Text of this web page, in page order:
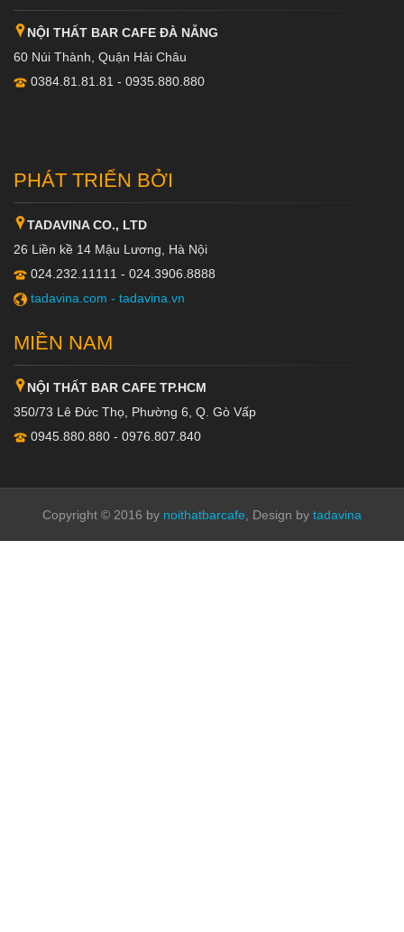
NỘI THẤT BAR CAFE ĐÀ NẴNG
60 Núi Thành, Quận Hải Châu
0384.81.81.81 - 0935.880.880
PHÁT TRIỂN BỞI
TADAVINA CO., LTD
26 Liền kề 14 Mậu Lương, Hà Nội
024.232.11111 - 024.3906.8888
tadavina.com - tadavina.vn
MIỀN NAM
NỘI THẤT BAR CAFE TP.HCM
350/73 Lê Đức Thọ, Phường 6, Q. Gò Vấp
0945.880.880 - 0976.807.840
Copyright © 2016 by noithatbarcafe , Design by tadavina